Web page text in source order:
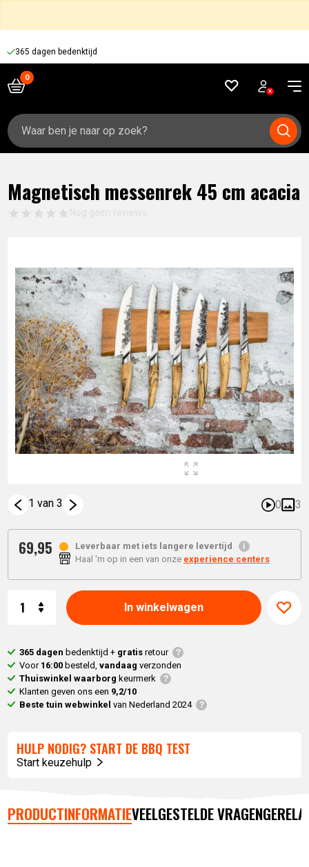
365 dagen bedenktijd
Zoeken
naar:
Magnetisch messenrek 45 cm acacia
1 van 3 0 3
69,95
Leverbaar met iets langere levertijd
Haal 'm op in een van onze experience centers
In winkelwagen
365 dagen bedenktijd + gratisretour
Voor 16:00 besteld,vandaag verzonden
Thuiswinkel waarborg keurmerk
Klanten geven ons een 9,2/10
Beste tuin webwinkel van Nederland 2024
HULP NODIG? START DE BBQ TEST
Start keuzehulp
PRODUCTINFORMATIEVEELGESTELDE VRAGEN